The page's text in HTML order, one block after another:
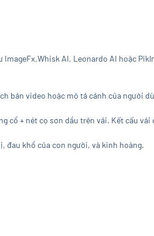
ImageFx,Whisk AI, Leonardo AI hoặc
bản video hoặc mô tả cảnh của người
+ nét cọ sơn dầu trên vải. Kết cấu
đau khổ của con người, và kinh hoàng.